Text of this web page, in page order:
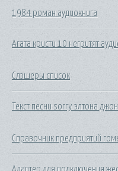
1984 роман аудиокнига
Агата кристи 10 негритят
Слэшеры список
Текст песни sorry элтона
Справочник предприятий
Адаптер для подключения